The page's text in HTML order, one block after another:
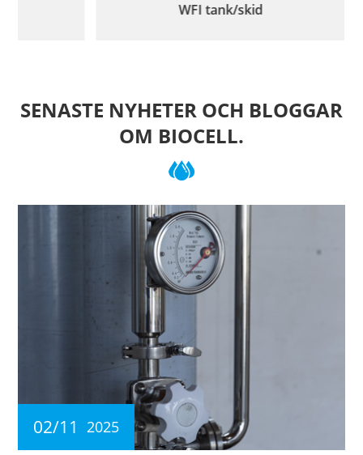
WFI tank/skid
SENASTE NYHETER OCH BLOGGAR
OM BIOCELL.
02/11 2025